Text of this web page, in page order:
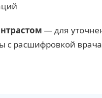
— для
с расшифровкой